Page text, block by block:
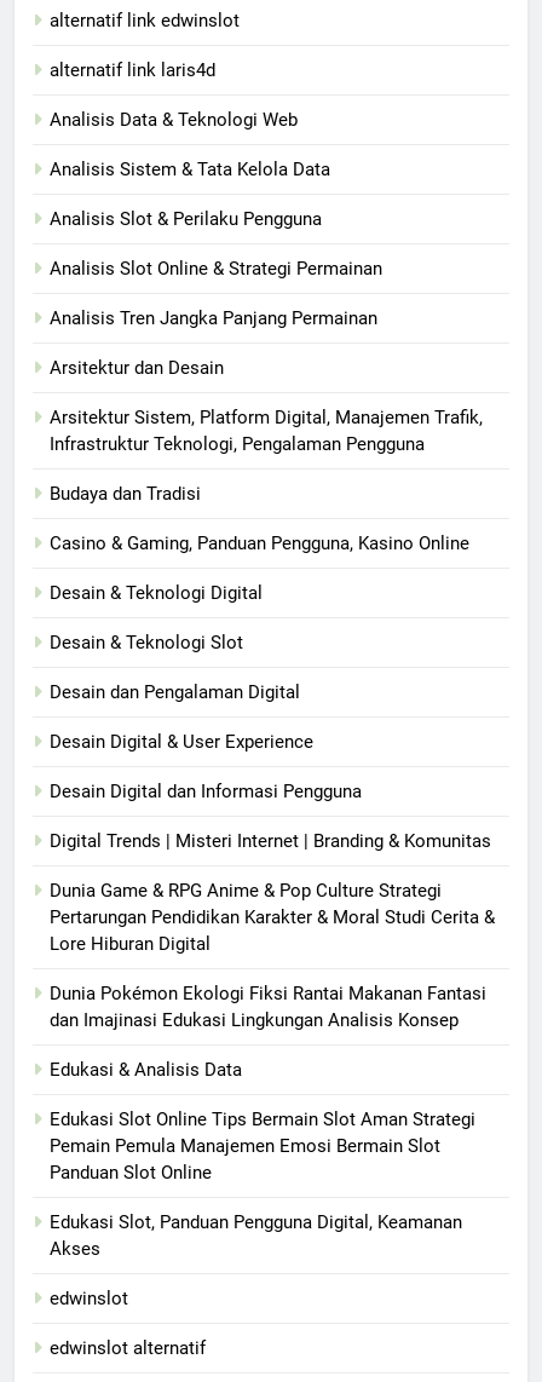
alternatif link edwinslot
alternatif link laris4d
Analisis Data & Teknologi Web
Analisis Sistem & Tata Kelola Data
Analisis Slot & Perilaku Pengguna
Analisis Slot Online & Strategi Permainan
Analisis Tren Jangka Panjang Permainan
Arsitektur dan Desain
Arsitektur Sistem, Platform Digital, Manajemen Trafik,
Infrastruktur Teknologi, Pengalaman Pengguna
Budaya dan Tradisi
Casino & Gaming, Panduan Pengguna, Kasino Online
Desain & Teknologi Digital
Desain & Teknologi Slot
Desain dan Pengalaman Digital
Desain Digital & User Experience
Desain Digital dan Informasi Pengguna
Digital Trends | Misteri Internet | Branding & Komunitas
Dunia Game & RPG Anime & Pop Culture Strategi
Pertarungan Pendidikan Karakter & Moral Studi Cerita &
Lore Hiburan Digital
Dunia Pokémon Ekologi Fiksi Rantai Makanan Fantasi
dan Imajinasi Edukasi Lingkungan Analisis Konsep
Edukasi & Analisis Data
Edukasi Slot Online Tips Bermain Slot Aman Strategi
Pemain Pemula Manajemen Emosi Bermain Slot
Panduan Slot Online
Edukasi Slot, Panduan Pengguna Digital, Keamanan
Akses
edwinslot
edwinslot alternatif